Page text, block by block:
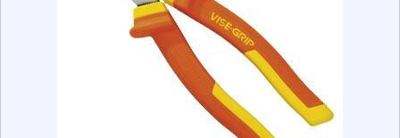
pois são projetados para suportar altas temperaturas. Se
você está procurando uma ferramenta confiável para
conectar cabos e fios, os alicates de crimpar são a
escolha certa. Eles são fáceis de usar, seguros e
duráveis, o que os torna uma ótima opção para qualquer